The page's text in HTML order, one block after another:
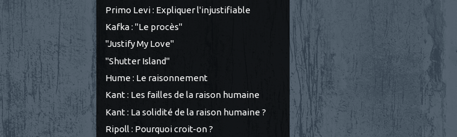
Primo Levi : Expliquer l'injustifiable
Kafka : "Le procès"
"Justify My Love"
"Shutter Island"
Hume : Le raisonnement
Kant : Les failles de la raison humaine
Kant : La solidité de la raison humaine ?
Ripoll : Pourquoi croit-on ?